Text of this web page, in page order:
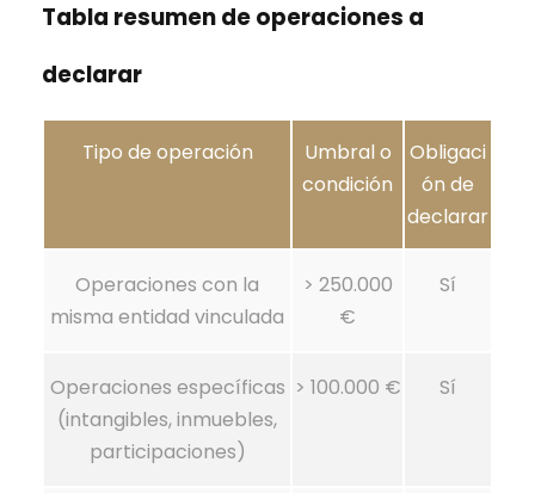
Tabla resumen de operaciones a
declarar
Tipo de operación
Umbral o
condición
Obligaci
ón de
declarar
Operaciones con la
misma entidad vinculada
> 250.000
€
Sí
Operaciones específicas
(intangibles, inmuebles,
participaciones)
> 100.000 € Sí